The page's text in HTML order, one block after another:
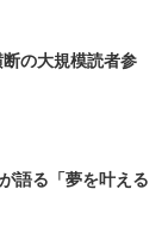
の大規模読者参
語る「夢を叶える